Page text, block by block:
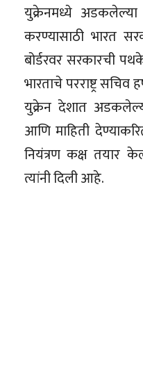
युक्रेनमध्ये अडकलेल्या
करण्यासाठी भारत
बोर्डरवर सरकारची
भारताचे परराष्ट्र सचिव
युक्रेन देशात
आणि माहिती
नियंत्रण कक्ष तयार
त्यांनी दिली आहे.